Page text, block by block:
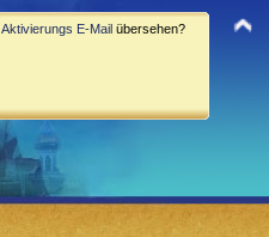
Aktivierungs E-Mail übersehen?